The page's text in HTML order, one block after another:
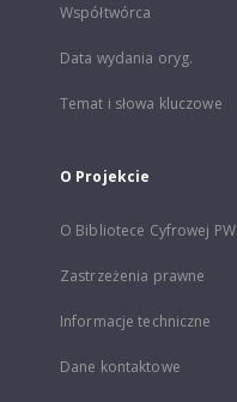
Współtwórca
Data wydania oryg.
Temat i słowa kluczowe
O Projekcie
O Bibliotece Cyfrowej PW
Zastrzeżenia prawne
Informacje techniczne
Dane kontaktowe